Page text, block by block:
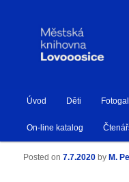
Knihovna
Hlavní navigační menu
Přejít k hlavnímu
Přejít k obsahu
Úvod Děti
On-line katalog
Navigace pro příspěvky
Posted on7.7.2020 by M.